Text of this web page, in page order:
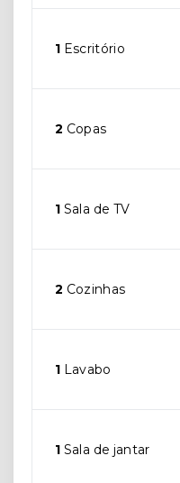
1 Escritório
2 Copas
1 Sala de TV
2 Cozinhas
1 Lavabo
1 Sala de jantar